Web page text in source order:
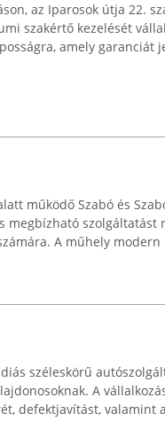
az Iparosok útja 22.
szakértő kezelését
amely garanciát
működő Szabó és
megbízható szolgáltatást
A műhely modern
széleskörű
A
defektjavítást, valamint